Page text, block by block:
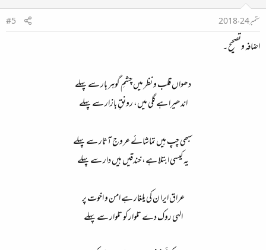
ستمبر 24، 2018
#5
اضافہ وتصحیح ۔
دھواں قلب و نظر میں چشمِ گوہر بار سے پہلے
اندھیرا ہے گلی میں، رونقِ بازار سے پہلے
سبھی چپ ہیں تماشائے عروج آثار سے پہلے
یہ کیسی ابتلا ہے، خندقیں ہیں دار سے پہلے
عراق ایرا ن کی یلغار ہے امن و اخوت پر
الہی روک دے تلوار کو تلوار سے پہلے